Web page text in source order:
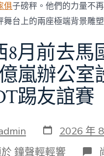
俱子磅秤。他們的力量不
舞台上的兩座極端背景雕
8月前去馬
嵐辦公室
踢友誼賽
發
表
日
2026 年
鐘聲輕輕響